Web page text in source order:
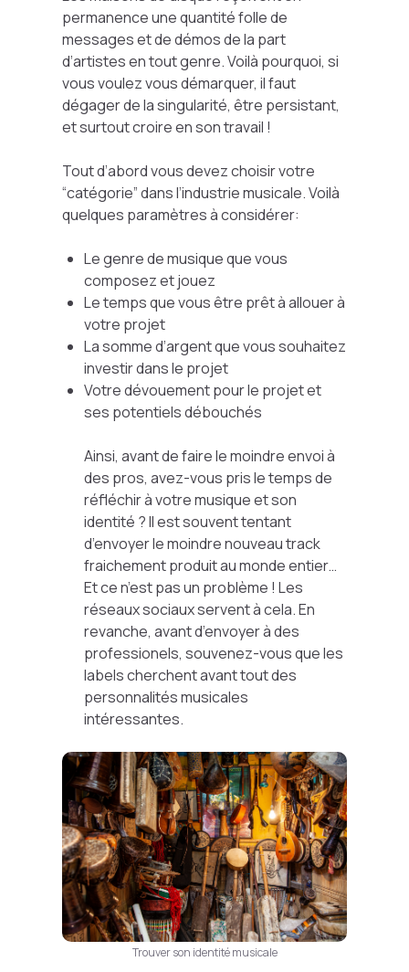
permanence une quantité folle de
messages et de démos de la part
d’artistes en tout genre. Voilà pourquoi, si
vous voulez vous démarquer, il faut
dégager de la singularité, être persistant,
et surtout croire en son travail !
Tout d’abord vous devez choisir votre
“catégorie” dans l’industrie musicale. Voilà
quelques paramètres à considérer:
Le genre de musique que vous
composez et jouez
Le temps que vous être prêt à allouer à
votre projet
La somme d’argent que vous souhaitez
investir dans le projet
Votre dévouement pour le projet et
ses potentiels débouchés
Ainsi, avant de faire le moindre envoi à
des pros, avez-vous pris le temps de
réfléchir à votre musique et son
identité ? Il est souvent tentant
d’envoyer le moindre nouveau track
fraichement produit au monde entier…
Et ce n’est pas un problème ! Les
réseaux sociaux servent à cela. En
revanche, avant d’envoyer à des
professionels, souvenez-vous que les
labels cherchent avant tout des
personnalités musicales
intéressantes.
Trouver son identité musicale